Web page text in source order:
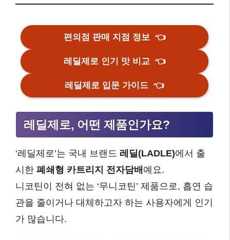
편의점 판매 지점 정보 👈
레딜제로 인기 맛 비교 👈
레딜제로 입문 가이드 👈
레딜제로, 어떤 제품인가요?
‘레딜제로’는 국내 브랜드 레딜(LADLE)에서 출
시한 폐쇄형 카트리지 전자담배 예요.
니코틴이 전혀 없는 ‘무니코틴’ 제품으로, 흡연 습
관을 줄이거나 대체하고자 하는 사용자에게 인기
가 많습니다.